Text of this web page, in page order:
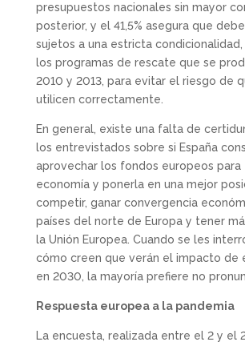
presupuestos nacionales sin mayor
posterior, y el 41,5% asegura que
sujetos a una estricta condicionalidad,
los programas de rescate que se
2010 y 2013, para evitar el riesgo de
utilicen correctamente.
En general, existe una falta de
los entrevistados sobre si España
aprovechar los fondos europeos para
economía y ponerla en una mejor
competir, ganar convergencia
países del norte de Europa y tener
la Unión Europea. Cuando se les
cómo creen que verán el impacto de
en 2030, la mayoría prefiere no
Respuesta europea a la pandemia
La encuesta, realizada entre el 2 y el